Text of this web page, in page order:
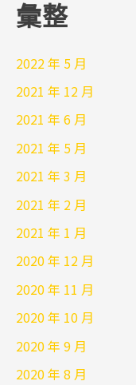
彙整
2022 年 5 月
2021 年 12 月
2021 年 6 月
2021 年 5 月
2021 年 3 月
2021 年 2 月
2021 年 1 月
2020 年 12 月
2020 年 11 月
2020 年 10 月
2020 年 9 月
2020 年 8 月